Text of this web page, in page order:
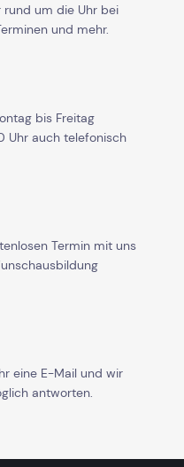
rund um die Uhr bei
und mehr.
bis Freitag
Uhr auch telefonisch
Termin mit uns
eine E-Mail und wir
antworten.